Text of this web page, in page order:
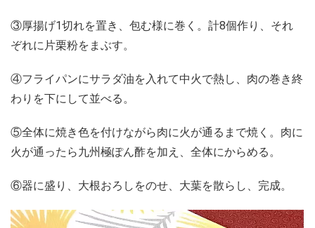
③厚揚げ1切れを置き、包む様に巻く。計8個作り、それ
ぞれに片栗粉をまぶす。
④フライパンにサラダ油を入れて中火で熱し、肉の巻き終
わりを下にして並べる。
⑤全体に焼き色を付けながら肉に火が通るまで焼く。肉に
火が通ったら九州極ぽん酢を加え、全体にからめる。
⑥器に盛り、大根おろしをのせ、大葉を散らし、完成。